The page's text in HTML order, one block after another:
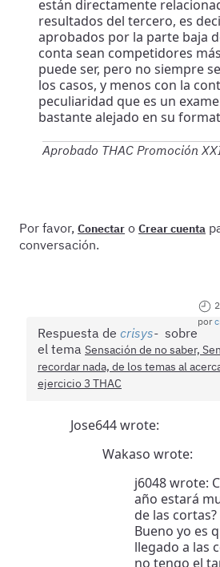
están directamente
resultados del tercero, es
aprobados por la parte baja
conta sean competidores
puede ser, pero no siempre
los casos, y menos con la
peculiaridad que es un
bastante alejado en su
Aprobado THAC Promoción
Por favor, Conectar o Crear cuenta
conversación.
por
Respuesta de crisys
sobre
el tema Sensación de no saber,
recordar nada, de los temas al
ejercicio 3 THAC
Jose644 wrote:
Wakaso wrote:
j6048 wrote:
año estará
de las cortas?
Bueno yo es
llegado a las
no tengo el